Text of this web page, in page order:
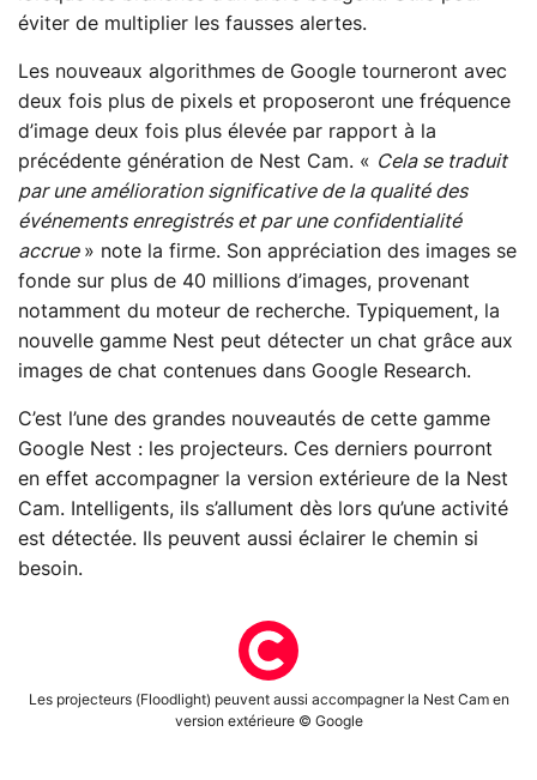
éviter de multiplier les fausses alertes.
Les nouveaux algorithmes de Google tourneront avec
deux fois plus de pixels et proposeront une fréquence
d’image deux fois plus élevée par rapport à la
précédente génération de Nest Cam. « Cela se traduit
par une amélioration significative de la qualité des
événements enregistrés et par une confidentialité
accrue » note la firme. Son appréciation des images se
fonde sur plus de 40 millions d’images, provenant
notamment du moteur de recherche. Typiquement, la
nouvelle gamme Nest peut détecter un chat grâce aux
images de chat contenues dans Google Research.
C’est l’une des grandes nouveautés de cette gamme
Google Nest : les projecteurs. Ces derniers pourront
en effet accompagner la version extérieure de la Nest
Cam. Intelligents, ils s’allument dès lors qu’une activité
est détectée. Ils peuvent aussi éclairer le chemin si
besoin.
Les projecteurs (Floodlight) peuvent aussi accompagner la Nest Cam en
version extérieure © Google